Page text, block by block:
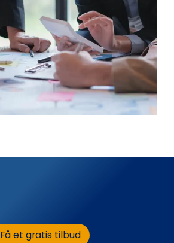
Få et gratis tilbud